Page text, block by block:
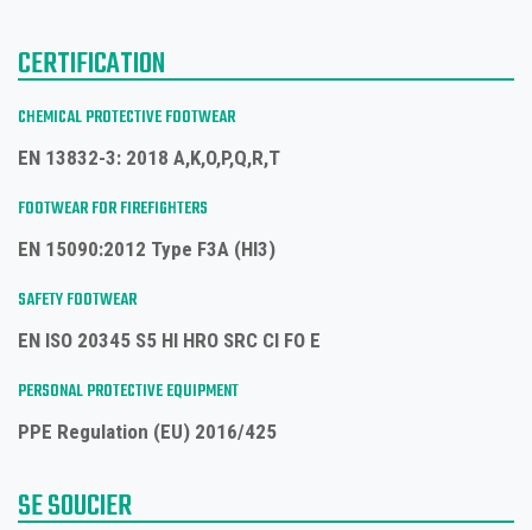
CERTIFICATION
CHEMICAL PROTECTIVE FOOTWEAR
EN 13832-3: 2018 A,K,O,P,Q,R,T
FOOTWEAR FOR FIREFIGHTERS
EN 15090:2012 Type F3A (HI3)
SAFETY FOOTWEAR
EN ISO 20345 S5 HI HRO SRC CI FO E
PERSONAL PROTECTIVE EQUIPMENT
PPE Regulation (EU) 2016/425
SE SOUCIER